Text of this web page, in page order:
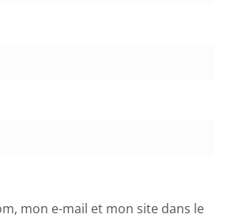
mon e-mail et mon site dans le